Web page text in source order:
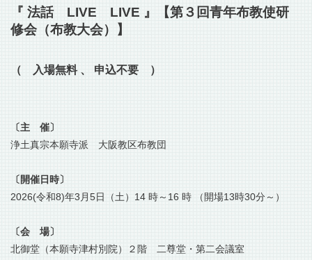
『 法話 LIVE LIVE 』【第３回青年布教使研
修会（布教大会）】
（ 入場無料 、 申込不要 ）
〔主 催〕
浄土真宗本願寺派 大阪教区布教団
〔開催日時〕
2026(令和8)年3月5日（土）14 時～16 時
（開場13時30分～）
〔会 場〕
北御堂（本願寺津村別院）２階 二尊堂・第二会議室